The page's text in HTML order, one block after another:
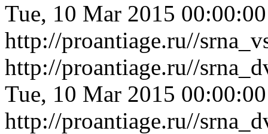
Tue, 10 Mar 2015
http://proantiage.ru//
http://proantiage.ru//
Tue, 10 Mar 2015
http://proantiage.ru//